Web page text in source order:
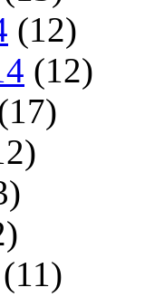
(12)
(12)
(11)